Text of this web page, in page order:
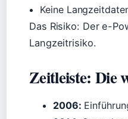
Keine
Das Risiko: Der e-
Langzeitrisiko.
Zeitleiste: Die
2006: